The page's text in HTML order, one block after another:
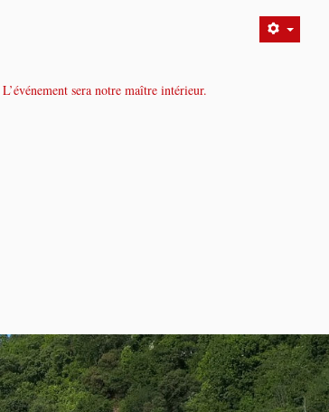
L’événement sera notre maître intérieur.